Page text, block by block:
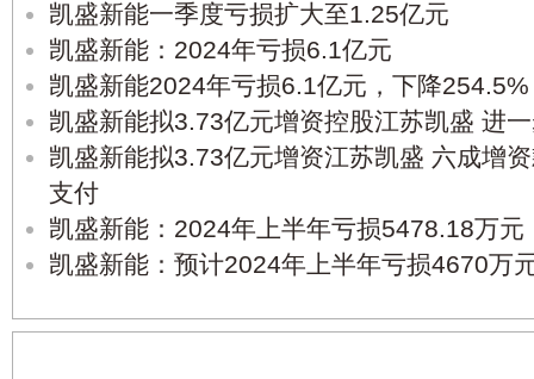
凯盛新能一季度亏损扩大至1.25亿元
凯盛新能：2024年亏损6.1亿元
凯盛新能2024年亏损6.1亿元，下降254.5%
凯盛新能拟3.73亿元增资控股江苏凯盛 进
凯盛新能拟3.73亿元增资江苏凯盛 六成增
支付
凯盛新能：2024年上半年亏损5478.18万元
凯盛新能：预计2024年上半年亏损4670万